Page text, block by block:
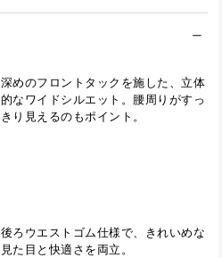
深めのフロントタックを施した、立体
的なワイドシルエット。腰周りがすっ
きり見えるのもポイント。
後ろウエストゴム仕様で、きれいめな
見た目と快適さを両立。